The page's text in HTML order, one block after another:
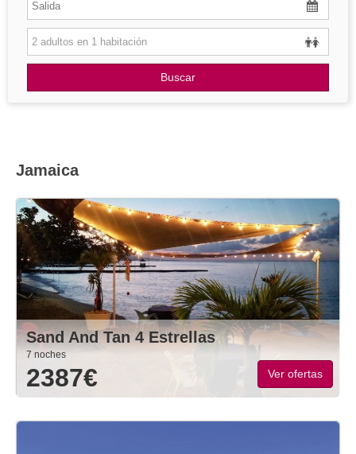
Islas
Hoteles
Buscar
Jamaica
Sand And Tan 4 Estrellas
7 noches
2387€ Ver ofertas